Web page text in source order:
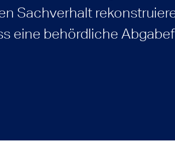
Sachverhalt
eine behördliche